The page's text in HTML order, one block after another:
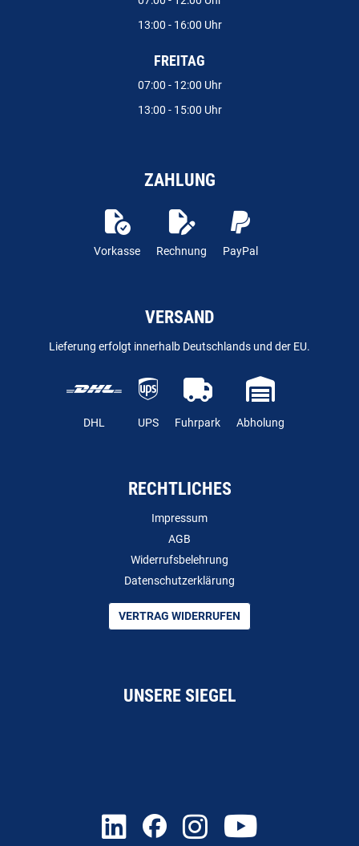
13:00 - 16:00 Uhr
FREITAG
07:00 - 12:00 Uhr
13:00 - 15:00 Uhr
ZAHLUNG
Vorkasse Rechnung PayPal
VERSAND
Lieferung erfolgt innerhalb Deutschlands und der EU.
DHL UPS Fuhrpark Abholung
RECHTLICHES
Impressum
AGB
Widerrufsbelehrung
Datenschutzerklärung
VERTRAG WIDERRUFEN
UNSERE SIEGEL